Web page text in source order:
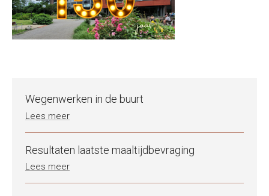
Wegenwerken in de buurt
Lees meer
Resultaten laatste maaltijdbevraging
Lees meer